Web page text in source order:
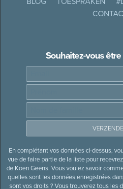
Souhaitez-vous
En complétant vos données ci-dessus,
vue de faire partie de la liste pour
de Koen Geens. Vous voulez savoir
quelles sont les données enregistrées
sont vos droits ? Vous trouverez tous les